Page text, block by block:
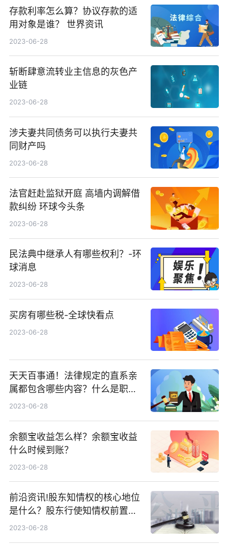
存款利率怎么算？协议存款的适
用对象是谁？ 世界资讯
2023-06-28
斩断肆意流转业主信息的灰色产
业链
2023-06-28
涉夫妻共同债务可以执行夫妻共
同财产吗
2023-06-28
法官赶赴监狱开庭 高墙内调解借
款纠纷 环球今头条
2023-06-28
民法典中继承人有哪些权利？-环
球消息
2023-06-28
买房有哪些税-全球快看点
2023-06-28
天天百事通！法律规定的直系亲
属都包含哪些内容？什么是职工
供养的直系亲属？
2023-06-28
余额宝收益怎么样？余额宝收益
什么时候到账？
2023-06-28
前沿资讯!股东知情权的核心地位
是什么？股东行使知情权前置程
序申请书怎么写？
2023-06-28